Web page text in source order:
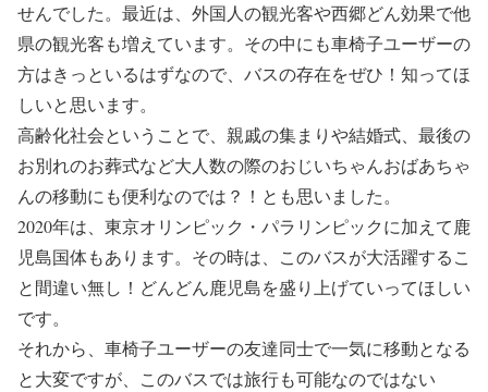
せんでした。最近は、外国人の観光客や西郷どん効果で他
県の観光客も増えています。その中にも車椅子ユーザーの
方はきっといるはずなので、バスの存在をぜひ！知ってほ
しいと思います。
高齢化社会ということで、親戚の集まりや結婚式、最後の
お別れのお葬式など大人数の際のおじいちゃんおばあちゃ
んの移動にも便利なのでは？！とも思いました。
2020年は、東京オリンピック・パラリンピックに加えて鹿
児島国体もあります。その時は、このバスが大活躍するこ
と間違い無し！どんどん鹿児島を盛り上げていってほしい
です。
それから、車椅子ユーザーの友達同士で一気に移動となる
と大変ですが、このバスでは旅行も可能なのではない